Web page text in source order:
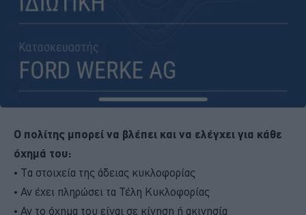
Ο πολίτης μπορεί να βλέπει και να ελέγχει για κάθε
όχημά του:
• Τα στοιχεία της άδειας κυκλοφορίας
• Αν έχει πληρώσει τα Τέλη Κυκλοφορίας
• Αν το όχημα του είναι σε κίνηση ή ακινησία